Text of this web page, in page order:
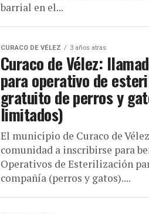
barrial en el...
CURACO DE VÉLEZ 3 años atras
Curaco de Vélez:
para operativo de
gratuito de perros y
limitados)
El municipio de Curaco de
comunidad a inscribirse para
Operativos de Esterilización
compañía (perros y gatos)....